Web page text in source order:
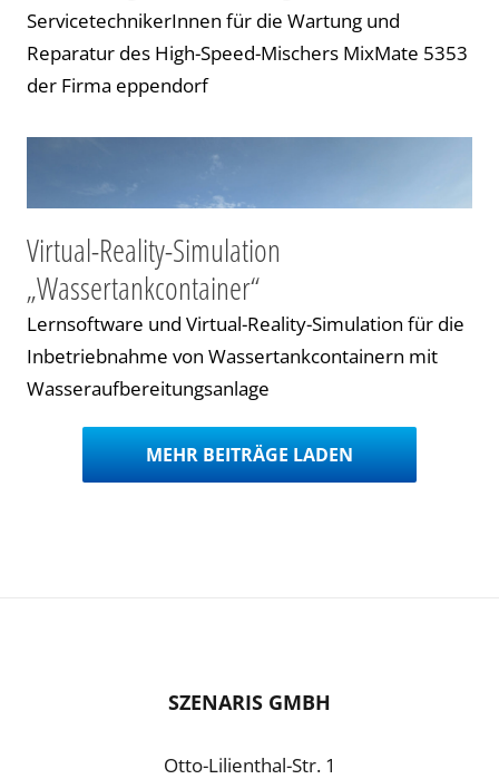
ServicetechnikerInnen für die Wartung und
Reparatur des High-Speed-Mischers MixMate 5353
der Firma eppendorf
Virtual-Reality-Simulation
„Wassertankcontainer“
Lernsoftware und Virtual-Reality-Simulation für die
Inbetriebnahme von Wassertankcontainern mit
Wasseraufbereitungsanlage
MEHR BEITRÄGE LADEN
SZENARIS GMBH
Otto-Lilienthal-Str. 1
Cookie-Informationen anzeigen
Datenschutzerklärung Impressum